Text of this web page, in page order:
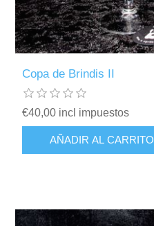
Copa de Brindis II
€40,00 incl impuestos
AÑADIR AL CARRITO